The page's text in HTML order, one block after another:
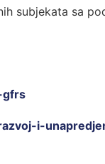
subjekata sa
gfrs
i-